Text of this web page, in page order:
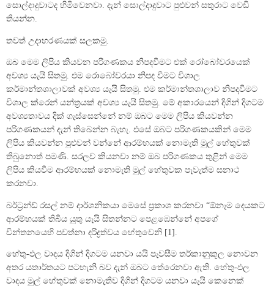
සොල්දාදුවාටද හිමිවෙනවා. දැන් සොල්දාදුවාට පුළුවන් සතුරාට වෙඩි
තියන්න.
තවත් උදාහරණයක් සලකමු.
ඔබ මෙම ලිපිය කියවන පරිගණකය නිපදවීමට එක් රෝබෝවරයෙක්
අවශ්‍ය යැයි සිතමු. එම රොබෝවරයා නිපද වීමට විශාල
කර්මාන්තශාලාවක් අවශ්‍ය යැයි සිතමු. එම කර්මාන්තශාලාව නිපදවීමට
විශාල ක්රෙන් යන්ත්‍රයක් අවශ්‍ය යැයි සිතමු. මේ අකාරයෙන් දිගින් දිගටම
අවශ්‍යතාවය දික් ගැස්සෙන්නේ නම් ඔබට මෙම ලිපිය කියවන්න
පරිගණකයන් දැන් තිබෙන්න බැහැ. එසේ ඔබට පරිගණකයකින් මෙම
ලිපිය කියවන්න පුළුවන් වන්නේ ආරම්භයක් නොමැති මුල් හේතුවක්
තිබුනොත් පමණි. සරලව කියනවා නම් ඔබ පරිගණකය තුළින් මෙම
ලිපිය කියවීම ආරම්භයක් නොමැති මුල් හේතුවක පැවැත්ම සනාථ
කරනවා.
බර්ට්‍රන්ඩ් රසල් නම් දාර්ශනිකයා මෙසේ ප්‍රකාශ කරනවා “ඕනෑම දෙයකට
ආරම්භයක් තිබිය යුතු යැයි සිතන්නට පෙළඹෙන්නේ අපගේ
චින්තනයෙහි පවත්නා දරිද්‍රත්වය හේතුවෙනි [1].
හේතු-ඵල වාදය දිගින් දිගටම යනවා යයි පැවසීම තර්කානුකූල නොවන
අතර යතාර්තයට පටහැනි බව දැන් ඔබට තේරෙනවා ඇති. හේතු-ඵල
වාදය මුල් හේතුවක් නොමැතිව දිගින් දිගටම යනවා යැයි කෙනෙක්